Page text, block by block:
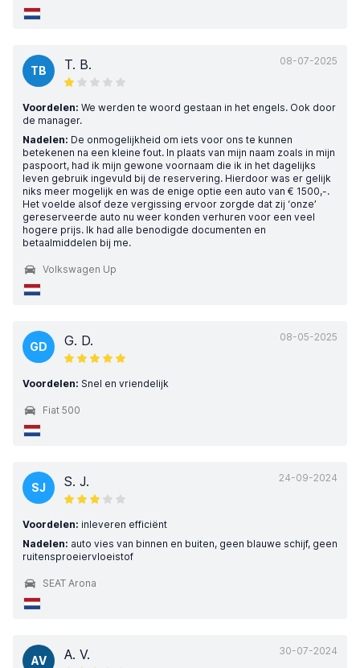
08-07-2025
TB T. B.
Voordelen: We werden te woord gestaan in het engels. Ook door
de manager.
Nadelen: De onmogelijkheid om iets voor ons te kunnen
betekenen na een kleine fout. In plaats van mijn naam zoals in mijn
paspoort, had ik mijn gewone voornaam die ik in het dagelijks
leven gebruik ingevuld bij de reservering. Hierdoor was er gelijk
niks meer mogelijk en was de enige optie een auto van € 1500,-.
Het voelde alsof deze vergissing ervoor zorgde dat zij ‘onze’
gereserveerde auto nu weer konden verhuren voor een veel
hogere prijs. Ik had alle benodigde documenten en
betaalmiddelen bij me.
Volkswagen Up
08-05-2025
GD G. D.
Voordelen: Snel en vriendelijk
Fiat 500
24-09-2024
SJ S. J.
Voordelen: inleveren efficiënt
Nadelen: auto vies van binnen en buiten, geen blauwe schijf, geen
ruitensproeiervloeistof
SEAT Arona
30-07-2024
AV A. V.